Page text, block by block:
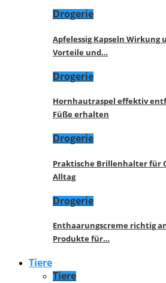
Drogerie
Apfelessig Kapseln Wirkung
Vorteile und…
Drogerie
Hornhautraspel effektiv
Füße erhalten
Drogerie
Praktische Brillenhalter für
Alltag
Drogerie
Enthaarungscreme richtig
Produkte für…
Tiere
Tiere